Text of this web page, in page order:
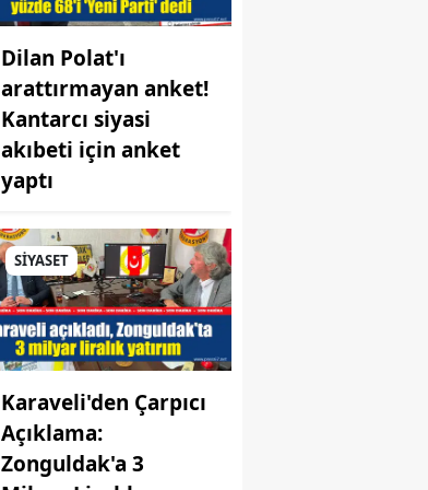
Dilan Polat'ı
arattırmayan anket!
Kantarcı siyasi
akıbeti için anket
yaptı
SİYASET
Karaveli'den Çarpıcı
Açıklama:
Zonguldak'a 3